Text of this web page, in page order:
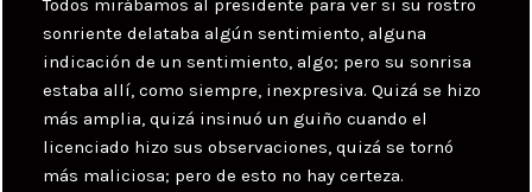
Todos mirábamos al presidente para ver si su rostro
sonriente delataba algún sentimiento, alguna
indicación de un sentimiento, algo; pero su sonrisa
estaba allí, como siempre, inexpresiva. Quizá se hizo
más amplia, quizá insinuó un guiño cuando el
licenciado hizo sus observaciones, quizá se tornó
más maliciosa; pero de esto no hay certeza.